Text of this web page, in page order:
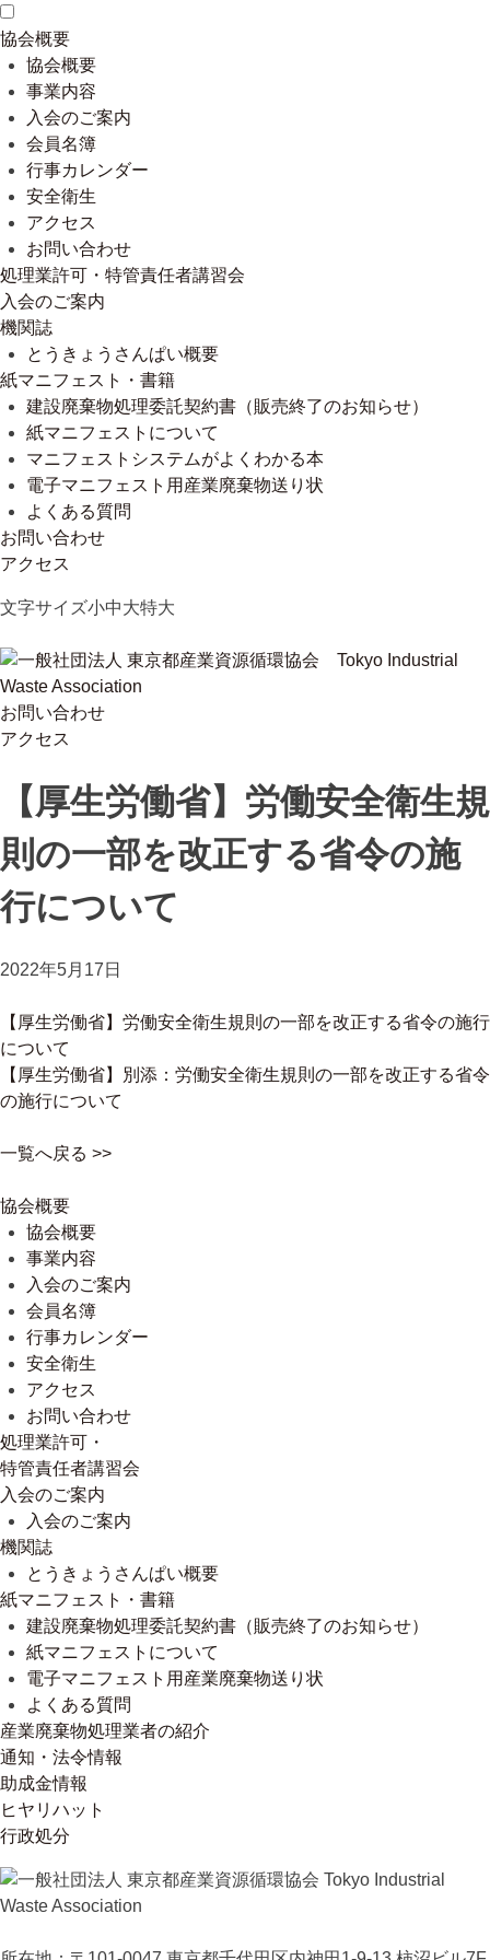
協会概要
協会概要
事業内容
入会のご案内
会員名簿
行事カレンダー
安全衛生
アクセス
お問い合わせ
処理業許可・特管責任者講習会
入会のご案内
機関誌
とうきょうさんぱい概要
紙マニフェスト・書籍
建設廃棄物処理委託契約書（販売終了のお知らせ）
紙マニフェストについて
マニフェストシステムがよくわかる本
電子マニフェスト用産業廃棄物送り状
よくある質問
お問い合わせ
アクセス
to
文字サイズ小中大特大
一般社団法人 東京都産業資源循環協会
Tokyo Industrial Waste Association
お問い合わせ
アクセス
【厚生労働省】労働安全衛生規
則の一部を改正する省令の施
行について
2022年5月17日
【厚生労働省】労働安全衛生規則の一部を改正する省令の施行
について
【厚生労働省】別添：労働安全衛生規則の一部を改正する省令
の施行について
一覧へ戻る >>
協会概要
協会概要
事業内容
入会のご案内
会員名簿
行事カレンダー
安全衛生
アクセス
お問い合わせ
処理業許可・
特管責任者講習会
入会のご案内
入会のご案内
機関誌
とうきょうさんぱい概要
紙マニフェスト・書籍
建設廃棄物処理委託契約書（販売終了のお知らせ）
紙マニフェストについて
電子マニフェスト用産業廃棄物送り状
よくある質問
産業廃棄物処理業者の紹介
通知・法令情報
助成金情報
ヒヤリハット
行政処分